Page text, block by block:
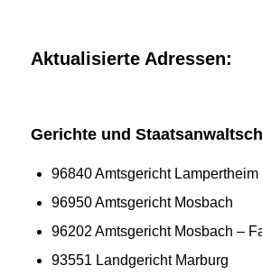
Aktualisierte Adressen:
Gerichte und
96840 Amtsgericht Lampertheim
96950 Amtsgericht Mosbach
96202 Amtsgericht Mosbach –
93551 Landgericht Marburg